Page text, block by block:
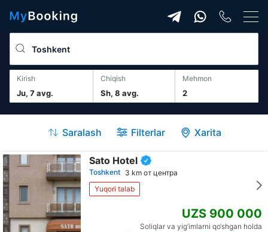
Kirish
Ju, 7 avg.
Chiqish
Sh, 8 avg. 2
mehmon
Saralash Filterlar Xarita
Sato Hotel
Toshkent 3 km от центра
Yuqori talab
UZS 900 000
Soliqlar va yig‘imlarni qo‘shgan holda